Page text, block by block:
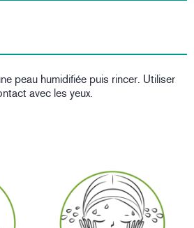
peau humidifiée puis rincer. Utiliser
avec les yeux.